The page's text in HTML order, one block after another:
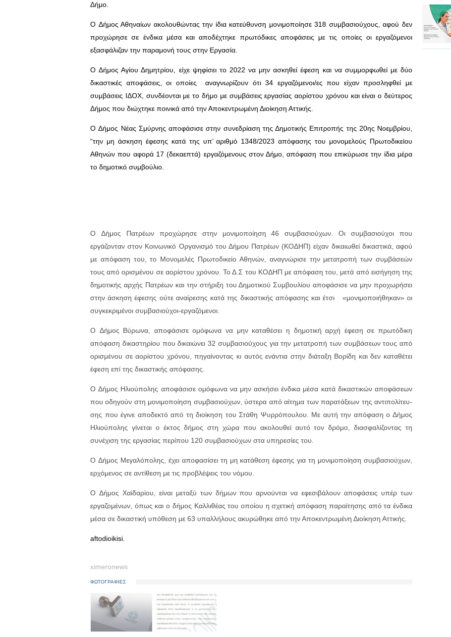
Δήμο.
Ο Δήμος Αθηναίων ακολουθώντας την ίδια κατεύθυνση μονιμοποίησε 318 συμβασιούχους, αφού δεν
προχώρησε σε ένδικα μέσα και αποδέχτηκε πρωτόδικες αποφάσεις με τις οποίες οι εργαζόμενοι
εξασφάλιζαν την παραμονή τους στην Εργασία.
Ο Δήμος Αγίου Δημητρίου, είχε ψηφίσει το 2022 να μην ασκηθεί έφεση και να συμμορφωθεί με δύο
δικαστικές αποφάσεις, οι οποίες αναγνωρίζουν ότι 34 εργαζόμενοι/ες που είχαν προσληφθεί με
συμβάσεις ΙΔΟΧ, συνδέονται με το δήμο με συμβάσεις εργασίας αορίστου χρόνου και είναι ο δεύτερος
Δήμος που διώχτηκε ποινικά από την Αποκεντρωμένη Διοίκηση Αττικής.
Ο Δήμος Νέας Σμύρνης αποφάσισε στην συνεδρίαση της Δημοτικής Επιτροπής της 20ης Νοεμβρίου,
“την μη άσκηση έφεσης κατά της υπ’ αριθμό 1348/2023 απόφασης του μονομελούς Πρωτοδικείου
Αθηνών που αφορά 17 (δεκαεπτά) εργαζόμενους στον Δήμο, απόφαση που επικύρωσε την ίδια μέρα
το δημοτικό συμβούλιο.
Ο Δήμος Πατρέων προχώρησε στην μονιμοποίηση 46 συμβασιούχων. Οι συμβασιούχοι που
εργάζονταν στον Κοινωνικό Οργανισμό του Δήμου Πατρέων (ΚΟΔΗΠ) είχαν δικαιωθεί δικαστικά, αφού
με απόφαση του, το Μονομελές Πρωτοδικείο Αθηνών, αναγνώρισε την μετατροπή των συμβάσεών
τους από ορισμένου σε αορίστου χρόνου. Το Δ.Σ του ΚΟΔΗΠ με απόφαση του, μετά από εισήγηση της
δημοτικής αρχής Πατρέων και την στήριξη του Δημοτικού Συμβουλίου αποφάσισε να μην προχωρήσει
στην άσκηση έφεσης ούτε αναίρεσης κατά της δικαστικής απόφασης και έτσι «μονιμοποιήθηκαν» οι
συγκεκριμένοι συμβασιούχοι-εργαζόμενοι.
Ο Δήμος Βύρωνα, αποφάσισε ομόφωνα να μην καταθέσει η δημοτική αρχή έφεση σε πρωτόδικη
απόφαση δικαστηρίου που δικαιώνει 32 συμβασιούχους για την μετατροπή των συμβάσεων τους από
ορισμένου σε αορίστου χρόνου, πηγαίνοντας κι αυτός ενάντια στην διάταξη Βορίδη και δεν καταθέτει
έφεση επί της δικαστικής απόφασης.
Ο Δήμος Ηλιούπο­λης απο­φάσισε ομόφωνα να μην ασκήσει ένδικα μέσα κατά δικα­στι­κών απο­φάσεων
που οδη­γούν στη μονι­μο­ποίηση συμ­βα­σιούχων, ύστερα από αίτημα των παρα­τάξεων της αντι­πο­λίτευ­
σης που έγινε απο­δε­κτό από τη διοίκηση του Στάθη Ψυρ­ρόπου­λου. Με αυτή την απόφαση ο Δήμος
Ηλιούπο­λης γίνε­ται ο έκτος δήμος στη χώρα που ακο­λου­θεί αυτό τον δρόμο, δια­σφα­λίζο­ντας τη
συνέχιση της εργα­σίας περίπου 120 συμ­βα­σιούχων στα υπη­ρε­σίες του.
Ο Δήμος Μεγαλόπολης, έχει αποφασίσει τη μη κατάθεση έφεσης για τη μονιμοποίηση συμβασιούχων,
ερχόμενος σε αντίθεση με τις προβλέψεις του νόμου.
Ο Δήμος Χαϊδαρίου, είναι μεταξύ των δήμων που αρνούνται να εφεσιβάλουν αποφάσεις υπέρ των
εργαζομένων, όπως και ο δήμος Καλλιθέας του οποίου η σχετική απόφαση παραίτησης από τα ένδικα
μέσα σε δικαστική υπόθεση με 63 υπαλλήλους ακυρώθηκε από την Αποκεντρωμένη Διοίκηση Αττικής.
aftodioikisi.
ximeronews
ΦΩΤΟΓΡΑΦΙΕΣ